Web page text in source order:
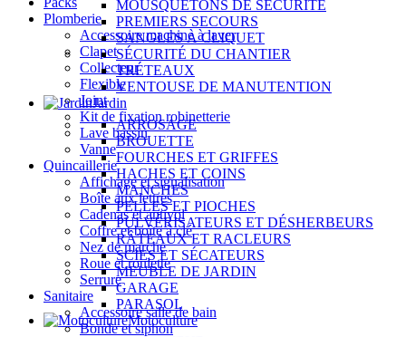
Plomberie
Accessoire machine à laver
Clapet
Collecteur
Flexible
Joint
Kit de fixation robinetterie
Lave bassin
Vanne
Quincaillerie
Affichage et signalisation
Boîte aux lettres
Cadenas et antivol
Coffre et boîte à clé
Nez de marche
Roue et roulette
Serrure
Sanitaire
Accessoire salle de bain
Bonde et siphon
MOUSQUETONS DE SÉCURITÉ
PREMIERS SECOURS
SANGLES À CLIQUET
SÉCURITÉ DU CHANTIER
TRÉTEAUX
VENTOUSE DE MANUTENTION
Jardin
ARROSAGE
BROUETTE
FOURCHES ET GRIFFES
HACHES ET COINS
MANCHES
PELLES ET PIOCHES
PULVÉRISATEURS ET DÉSHERBEURS
RÂTEAUX ET RACLEURS
SCIES ET SÉCATEURS
MEUBLE DE JARDIN
GARAGE
PARASOL
Motoculture